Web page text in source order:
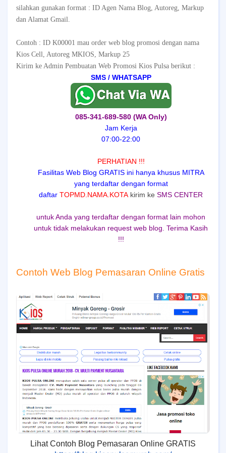
silahkan gunakan format : ID Agen Nama Blog, Autoreg, Markup
dan Alamat Gmail.
Contoh : ID K00001 mau order web blog promosi dengan nama
Kios Cell, Autoreg MKIOS, Markup 25
Kirim ke Admin Pembuatan Web Promosi Kios Pulsa berikut :
SMS / WHATSAPP
085-341-689-580 (WA Only)
Jam Kerja
07:00-22:00
PERHATIAN !!!
Fasilitas Web Blog GRATIS ini hanya khusus MITRA
yang terdaftar dengan format
daftarTOPMD.NAMA.KOTA kirim ke SMS CENTER
untuk Anda yang terdaftar dengan format lain mohon
untuk tidak melakukan request web blog. Terima Kasih
!!!
Contoh Web Blog Pemasaran Online Gratis
Lihat Contoh Blog Pemasaran Online GRATIS